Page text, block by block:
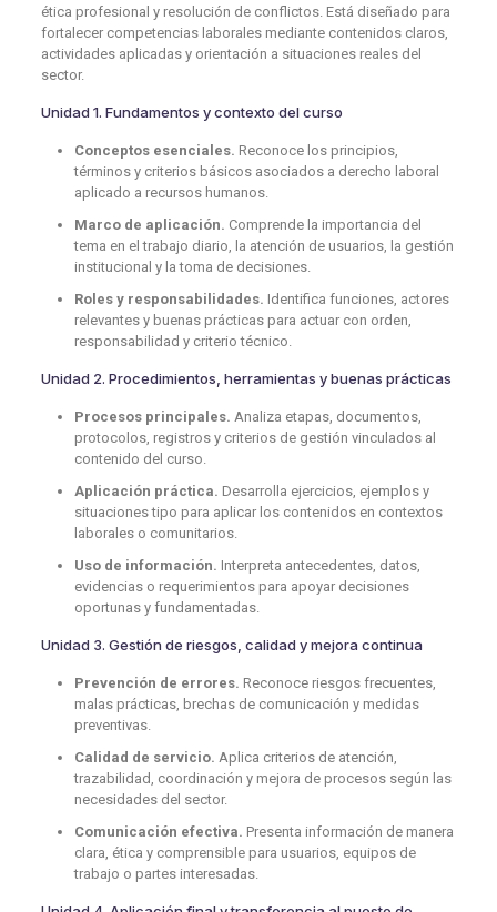
ética profesional y resolución de conflictos. Está diseñado para
fortalecer competencias laborales mediante contenidos claros,
actividades aplicadas y orientación a situaciones reales del
sector.
Unidad 1. Fundamentos y contexto del curso
Conceptos esenciales. Reconoce los principios,
términos y criterios básicos asociados a derecho laboral
aplicado a recursos humanos.
Marco de aplicación. Comprende la importancia del
tema en el trabajo diario, la atención de usuarios, la gestión
institucional y la toma de decisiones.
Roles y responsabilidades. Identifica funciones, actores
relevantes y buenas prácticas para actuar con orden,
responsabilidad y criterio técnico.
Unidad 2. Procedimientos, herramientas y buenas prácticas
Procesos principales. Analiza etapas, documentos,
protocolos, registros y criterios de gestión vinculados al
contenido del curso.
Aplicación práctica. Desarrolla ejercicios, ejemplos y
situaciones tipo para aplicar los contenidos en contextos
laborales o comunitarios.
Uso de información. Interpreta antecedentes, datos,
evidencias o requerimientos para apoyar decisiones
oportunas y fundamentadas.
Unidad 3. Gestión de riesgos, calidad y mejora continua
Prevención de errores. Reconoce riesgos frecuentes,
malas prácticas, brechas de comunicación y medidas
preventivas.
Calidad de servicio. Aplica criterios de atención,
trazabilidad, coordinación y mejora de procesos según las
necesidades del sector.
Comunicación efectiva. Presenta información de manera
clara, ética y comprensible para usuarios, equipos de
trabajo o partes interesadas.